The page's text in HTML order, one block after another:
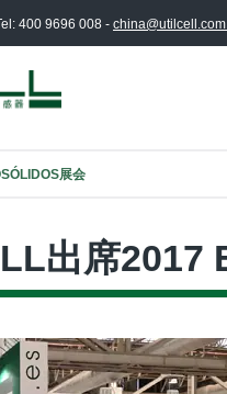
400 9696 008 -
展会
出席2017